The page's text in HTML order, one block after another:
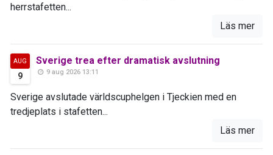
herrstafetten...
Läs mer
AUG
9
Sverige trea efter dramatisk avslutning
9 aug 2026 13:11
Sverige avslutade världscuphelgen i Tjeckien med en
tredjeplats i stafetten...
Läs mer